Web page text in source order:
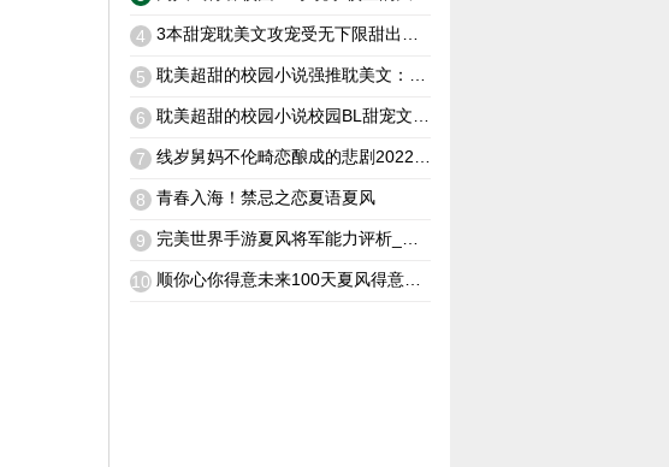
4 3本甜宠耽美文攻宠受无下限甜出天际本本都值得熬夜追耽美超甜的校园小说
5 耽美超甜的校园小说强推耽美文：校园男神冰美人攻和又甜又野小霸王受
6 耽美超甜的校园小说校园BL甜宠文：温柔学霸攻×校园扛把子炸毛受他是我一生挚爱！
7 线岁舅妈不伦畸恋酿成的悲剧2022年12月28日
8 青春入海！禁忌之恋夏语夏风
9 完美世界手游夏风将军能力评析_禁忌之恋夏语夏风
10 顺你心你得意未来100天夏风得意要喜得大喜！_禁忌之恋夏语夏风